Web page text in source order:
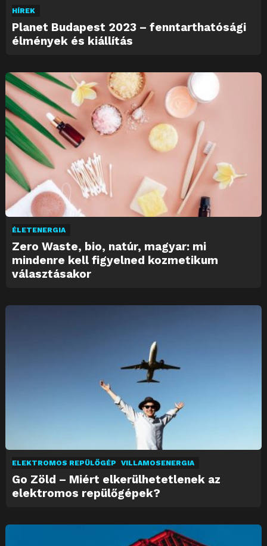
HÍREK
Planet Budapest 2023 – fenntarthatósági
élmények és kiállítás
ÉLETENERGIA
Zero Waste, bio, natúr, magyar: mi
mindenre kell figyelned kozmetikum
választásakor
ELEKTROMOS REPÜLŐGÉP VILLAMOSENERGIA
Go Zöld – Miért elkerülhetetlenek az
elektromos repülőgépek?